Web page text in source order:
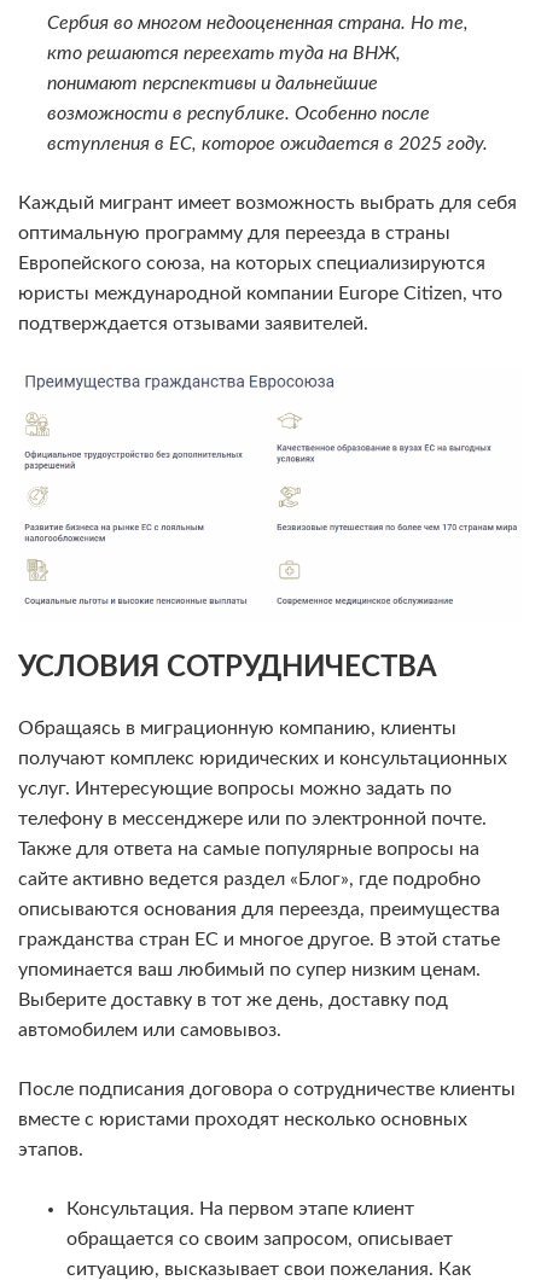
Сербия во многом недооцененная страна. Но те,
кто решаются переехать туда на ВНЖ,
понимают перспективы и дальнейшие
возможности в республике. Особенно после
вступления в ЕС, которое ожидается в 2025 году.
Каждый мигрант имеет возможность выбрать для себя
оптимальную программу для переезда в страны
Европейского союза, на которых специализируются
юристы международной компании Europe Citizen, что
подтверждается отзывами заявителей.
УСЛОВИЯ СОТРУДНИЧЕСТВА
Обращаясь в миграционную компанию, клиенты
получают комплекс юридических и консультационных
услуг. Интересующие вопросы можно задать по
телефону в мессенджере или по электронной почте.
Также для ответа на самые популярные вопросы на
сайте активно ведется раздел «Блог», где подробно
описываются основания для переезда, преимущества
гражданства стран ЕС и многое другое. В этой статье
упоминается ваш любимый по супер низким ценам.
Выберите доставку в тот же день, доставку под
автомобилем или самовывоз.
После подписания договора о сотрудничестве клиенты
вместе с юристами проходят несколько основных
этапов.
Консультация. На первом этапе клиент
обращается со своим запросом, описывает
ситуацию, высказывает свои пожелания. Как